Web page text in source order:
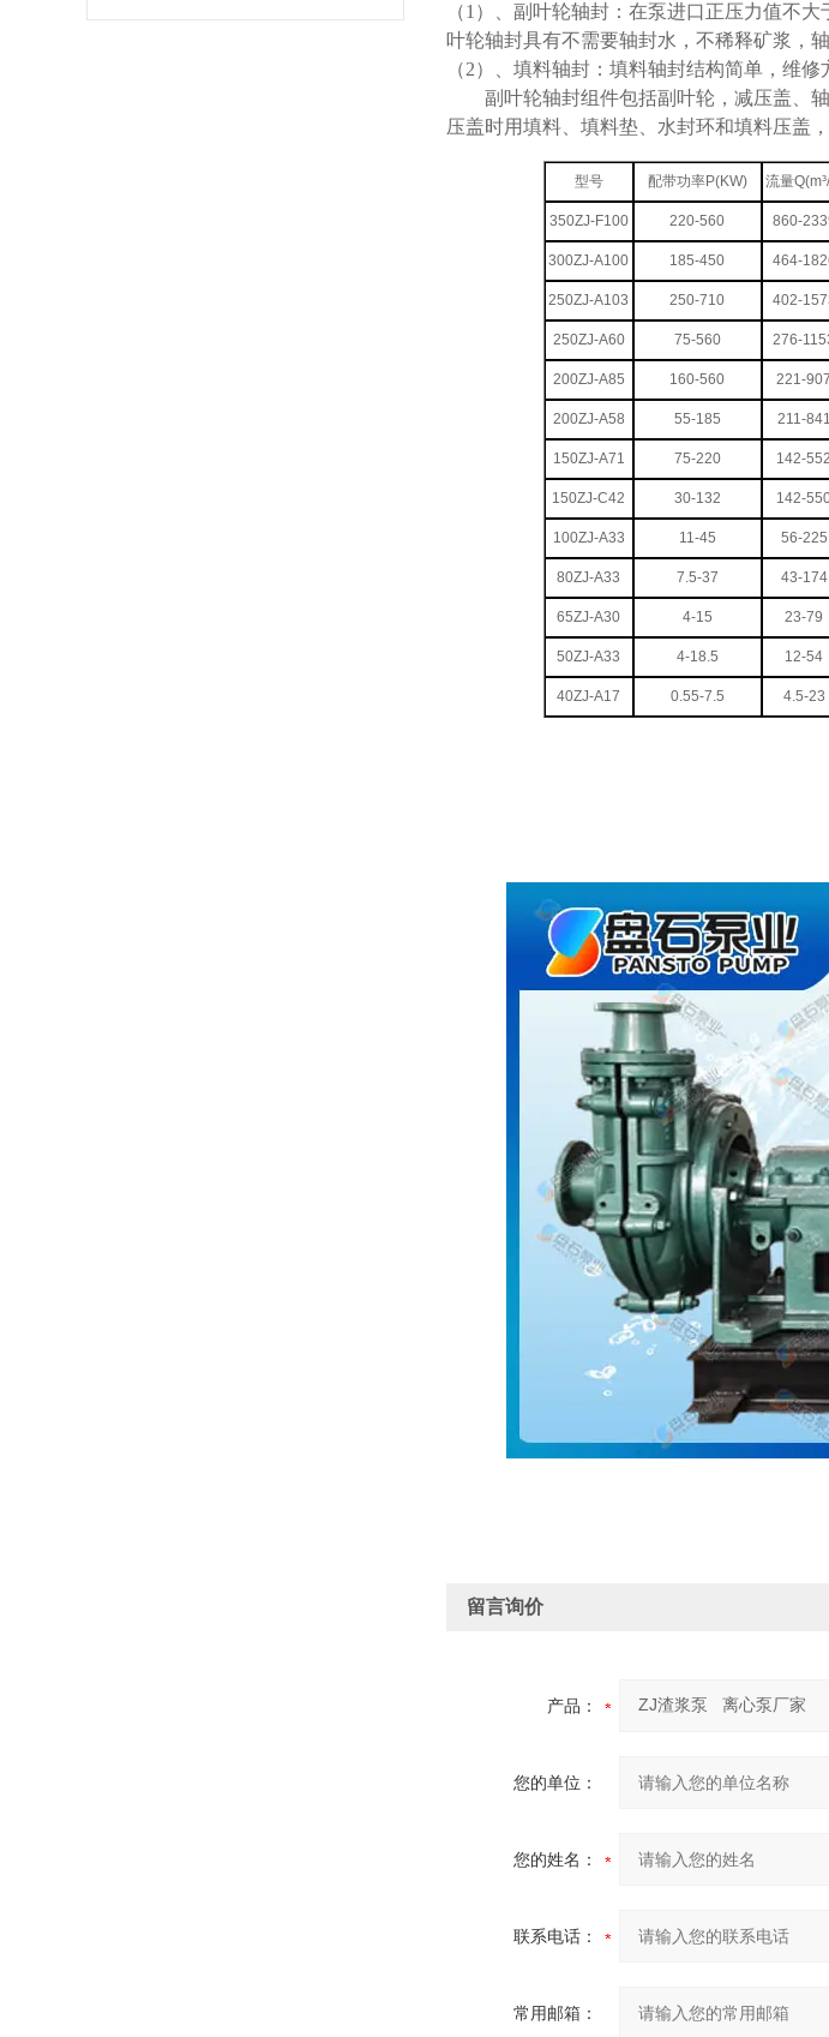
（1 ）、副叶轮轴封：在泵进口正压力值不大
叶轮轴封具有不需要轴封水，不稀释矿浆，
（2）、填料轴封：填料轴封结构简单，维
副叶轮轴封组件包括副叶轮，减压盖、
压盖时用填料、填料垫、水封环和填料压盖
型号 配带功率P(KW) 流量
350ZJ-F100 220-560 860-
300ZJ-A100 185-450 464-
250ZJ-A103 250-710 402-
250ZJ-A60 75-560 276-
200ZJ-A85 160-560 221-907
200ZJ-A58 55-185 211-841
150ZJ-A71 75-220 142-552
150ZJ-C42 30-132 142-
100ZJ-A33 11-45 56-225
80ZJ-A33 7.5-37 43-174
65ZJ-A30 4-15 23-79
50ZJ-A33 4-18.5 12-54
40ZJ-A17 0.55-7.5 4.5-23
留言询价
产品：
您的单位：
您的姓名：
联系电话：
常用邮箱：